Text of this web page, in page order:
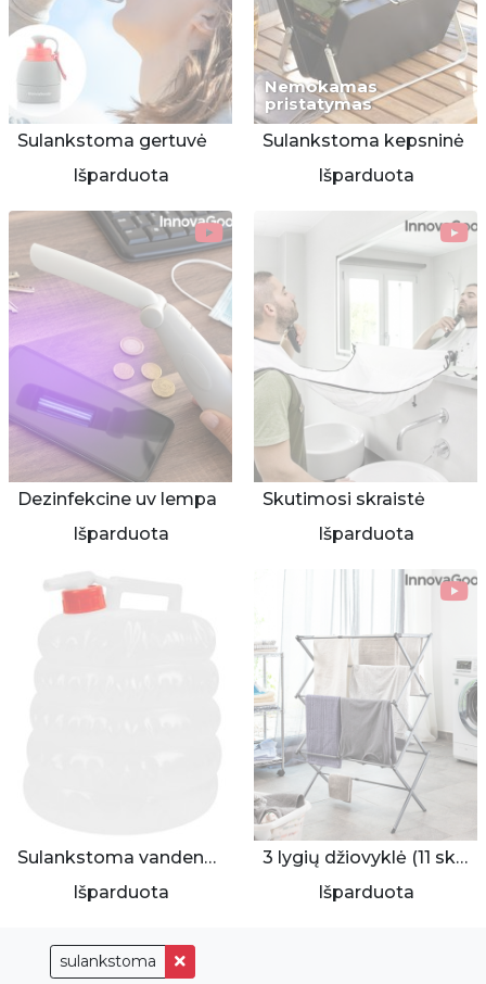
sulankstoma
Sulankstoma gertuvė
Išparduota
Nemokamas
pristatymas
Sulankstoma kepsninė
Išparduota
Dezinfekcine uv lempa
Išparduota
Skutimosi skraistė
Išparduota
Sulankstoma vandens tara 5L
Išparduota
3 lygių džiovyklė (11 skersiniai)
Išparduota